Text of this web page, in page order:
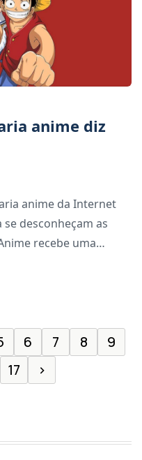
anime diz
anime da Internet
desconheçam as
recebe uma
E obrigado
6 7 8
9
17 ›